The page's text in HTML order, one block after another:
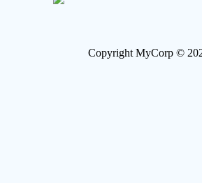
Copyright MyCorp ©